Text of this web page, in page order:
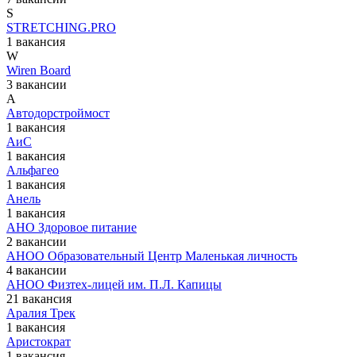
S
STRETCHING.PRO
1 вакансия
W
Wiren Board
3 вакансии
А
Автодорстроймост
1 вакансия
АиС
1 вакансия
Альфагео
1 вакансия
Анель
1 вакансия
АНО Здоровое питание
2 вакансии
АНОО Образовательный Центр Маленькая личность
4 вакансии
АНОО Физтех-лицей им. П.Л. Капицы
21 вакансия
Аралия Трек
1 вакансия
Аристократ